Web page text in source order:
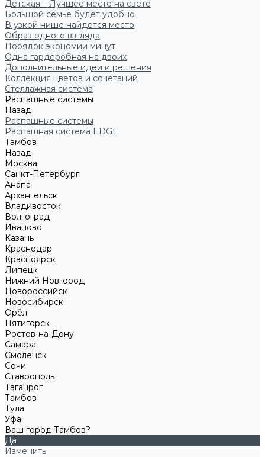
Детская – Лучшее место на свете
Большой семье будет удобно
В узкой нише найдется место
Образ одного взгляда
Порядок экономии минут
Одна гардеробная на двоих
Дополнительные идеи и решения
Коллекция цветов и сочетаний
Стеллажная система
Распашные системы
Назад
Распашные системы
Распашная система EDGE
Тамбов
Назад
Москва
Санкт-Петербург
Анапа
Архангельск
Владивосток
Волгоград
Иваново
Казань
Краснодар
Красноярск
Липецк
Нижний Новгород
Новороссийск
Новосибирск
Орёл
Пятигорск
Ростов-на-Дону
Самара
Смоленск
Сочи
Ставрополь
Таганрог
Тамбов
Тула
Уфа
Ваш город Тамбов?
Да
Изменить